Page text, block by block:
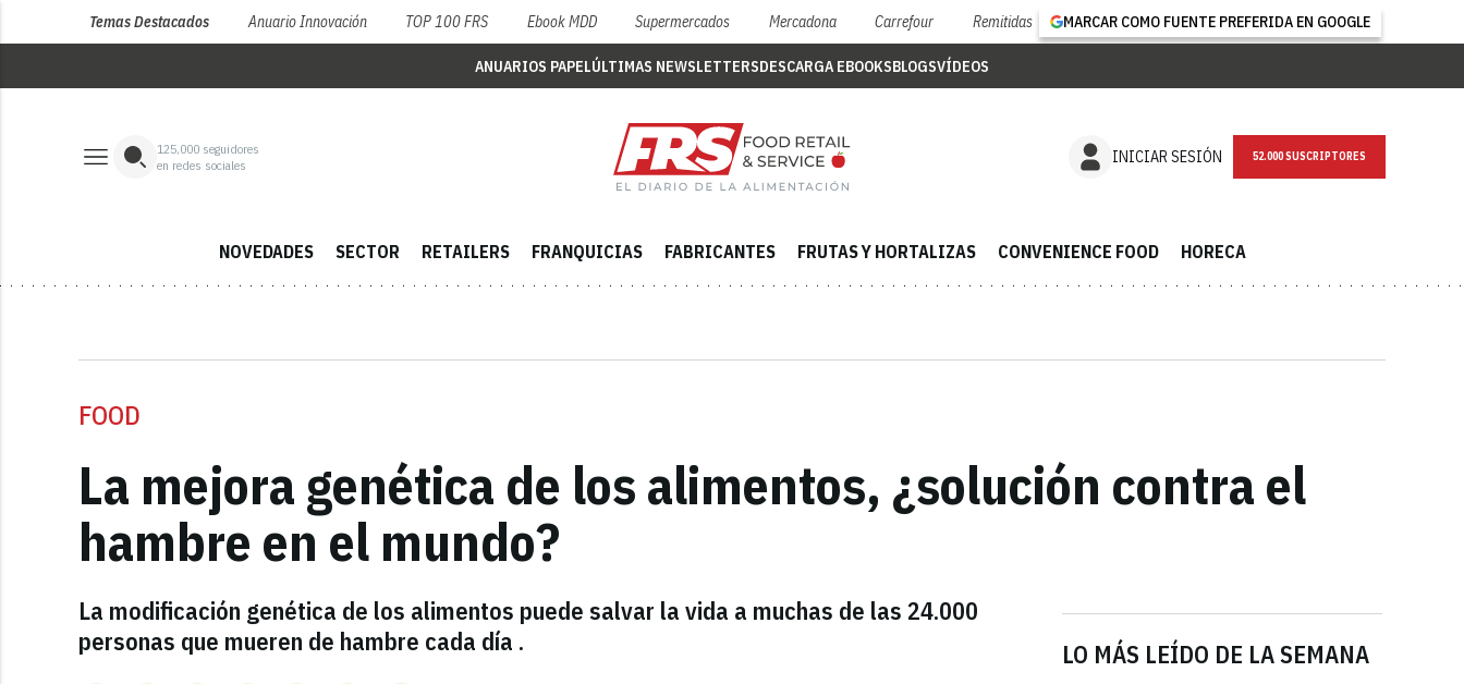
Temas Destacados Anuario Innovación TOP 100 FRS Ebook MDD Supermercados Mercadona Carrefour Remitidas MARCAR COMO FUENTE PREFERIDA EN GOOGLE
ANUARIOS PAPELÚLTIMAS NEWSLETTERSDESCARGA EBOOKSBLOGSVÍDEOS
125,000 seguidores
en redes sociales
INICIAR SESIÓN NEWSLETTER
NOVEDADES SECTOR RETAILERS FRANQUICIAS FABRICANTES FRUTAS Y HORTALIZAS CONVENIENCE FOOD HORECA
FOOD
La mejora genética de los alimentos, ¿solución contra el
hambre en el mundo?
La modificación genética de los alimentos puede salvar la vida a muchas de las 24.000
personas que mueren de hambre cada día .
LO MÁS LEÍDO DE LA SEMANA